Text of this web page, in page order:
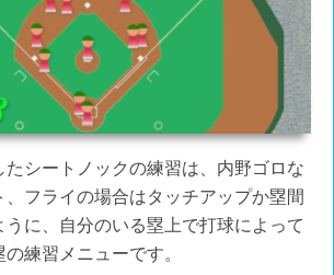
たシートノックの練習は、内野ゴロな
、フライの場合はタッチアップか塁間
に、自分のいる塁上で打球によって
練習メニューです。